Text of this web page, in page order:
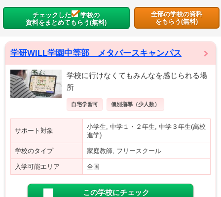
チェックした
学校の
資料をまとめてもらう(無料)
全部の学校の資料
をもらう(無料)
学研WILL学園中等部 メタバースキャンパス
学校に行けなくてもみんなを感じられる場
所
自宅学習可 個別指導（少人数）
サポート対象
小学生, 中学１・２年生, 中学３年生(高校
進学)
学校のタイプ 家庭教師, フリースクール
入学可能エリア 全国
この学校にチェック